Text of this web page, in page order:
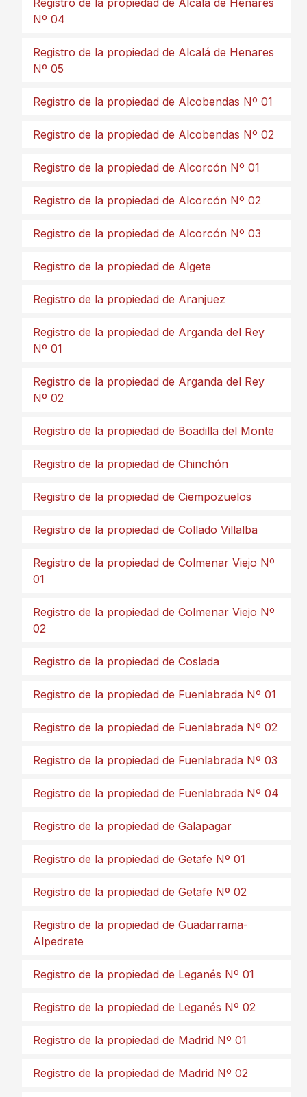
Registro de la propiedad de Alcalá de Henares
Nº 04
Registro de la propiedad de Alcalá de Henares
Nº 05
Registro de la propiedad de Alcobendas Nº 01
Registro de la propiedad de Alcobendas Nº 02
Registro de la propiedad de Alcorcón Nº 01
Registro de la propiedad de Alcorcón Nº 02
Registro de la propiedad de Alcorcón Nº 03
Registro de la propiedad de Algete
Registro de la propiedad de Aranjuez
Registro de la propiedad de Arganda del Rey
Nº 01
Registro de la propiedad de Arganda del Rey
Nº 02
Registro de la propiedad de Boadilla del Monte
Registro de la propiedad de Chinchón
Registro de la propiedad de Ciempozuelos
Registro de la propiedad de Collado Villalba
Registro de la propiedad de Colmenar Viejo Nº
01
Registro de la propiedad de Colmenar Viejo Nº
02
Registro de la propiedad de Coslada
Registro de la propiedad de Fuenlabrada Nº 01
Registro de la propiedad de Fuenlabrada Nº 02
Registro de la propiedad de Fuenlabrada Nº 03
Registro de la propiedad de Fuenlabrada Nº 04
Registro de la propiedad de Galapagar
Registro de la propiedad de Getafe Nº 01
Registro de la propiedad de Getafe Nº 02
Registro de la propiedad de Guadarrama-
Alpedrete
Registro de la propiedad de Leganés Nº 01
Registro de la propiedad de Leganés Nº 02
Registro de la propiedad de Madrid Nº 01
Registro de la propiedad de Madrid Nº 02